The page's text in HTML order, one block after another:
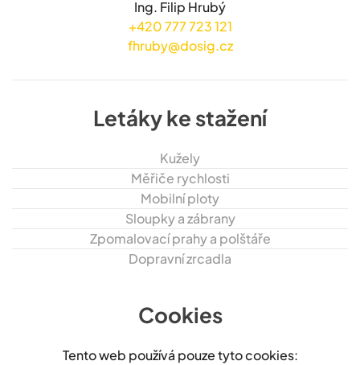
Ing. Filip Hrubý
+420 777 723 121
fhruby@dosig.cz
Letáky ke stažení
Kužely
Měřiče rychlosti
Mobilní ploty
Sloupky a zábrany
Zpomalovací prahy a polštáře
Dopravní zrcadla
Cookies
Tento web používá pouze tyto cookies: